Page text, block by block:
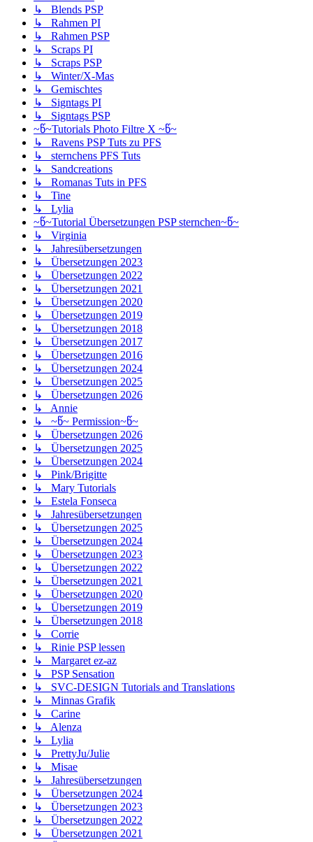
↳ Blends PSP
↳ Rahmen PI
↳ Rahmen PSP
↳ Scraps PI
↳ Scraps PSP
↳ Winter/X-Mas
↳ Gemischtes
↳ Signtags PI
↳ Signtags PSP
~წ~Tutorials Photo Filtre X ~წ~
↳ Ravens PSP Tuts zu PFS
↳ sternchens PFS Tuts
↳ Sandcreations
↳ Romanas Tuts in PFS
↳ Tine
↳ Lylia
~წ~Tutorial Übersetzungen PSP sternchen~წ~
↳ Virginia
↳ Jahresübersetzungen
↳ Übersetzungen 2023
↳ Übersetzungen 2022
↳ Übersetzungen 2021
↳ Übersetzungen 2020
↳ Übersetzungen 2019
↳ Übersetzungen 2018
↳ Übersetzungen 2017
↳ Übersetzungen 2016
↳ Übersetzungen 2024
↳ Übersetzungen 2025
↳ Übersetzungen 2026
↳ Annie
↳ ~წ~ Permission~წ~
↳ Übersetzungen 2026
↳ Übersetzungen 2025
↳ Übersetzungen 2024
↳ Pink/Brigitte
↳ Mary Tutorials
↳ Estela Fonseca
↳ Jahresübersetzungen
↳ Übersetzungen 2025
↳ Übersetzungen 2024
↳ Übersetzungen 2023
↳ Übersetzungen 2022
↳ Übersetzungen 2021
↳ Übersetzungen 2020
↳ Übersetzungen 2019
↳ Übersetzungen 2018
↳ Corrie
↳ Rinie PSP lessen
↳ Margaret ez-az
↳ PSP Sensation
↳ SVC-DESIGN Tutorials and Translations
↳ Minnas Grafik
↳ Carine
↳ Alenza
↳ Lylia
↳ PrettyJu/Julie
↳ Misae
↳ Jahresübersetzungen
↳ Übersetzungen 2024
↳ Übersetzungen 2023
↳ Übersetzungen 2022
↳ Übersetzungen 2021